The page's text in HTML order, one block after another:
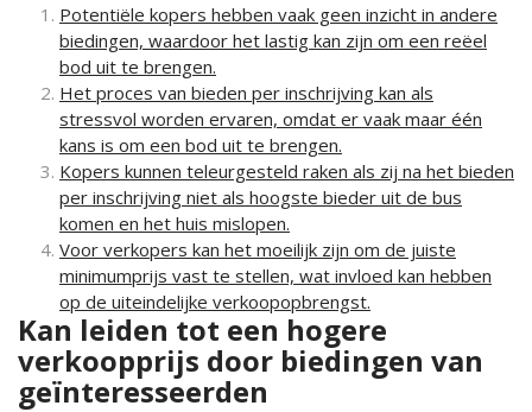
Potentiële kopers hebben vaak geen inzicht in andere
biedingen, waardoor het lastig kan zijn om een reëel
bod uit te brengen.
Het proces van bieden per inschrijving kan als
stressvol worden ervaren, omdat er vaak maar één
kans is om een bod uit te brengen.
Kopers kunnen teleurgesteld raken als zij na het bieden
per inschrijving niet als hoogste bieder uit de bus
komen en het huis mislopen.
Voor verkopers kan het moeilijk zijn om de juiste
minimumprijs vast te stellen, wat invloed kan hebben
op de uiteindelijke verkoopopbrengst.
Kan leiden tot een hogere
verkoopprijs door biedingen van
geïnteresseerden